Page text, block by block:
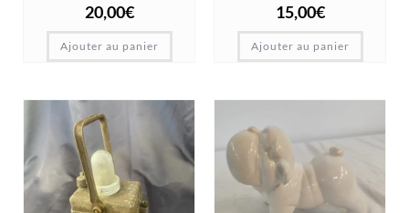
20,00€
Ajouter au panier
15,00€
Ajouter au panier